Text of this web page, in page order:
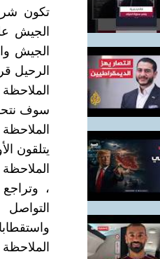
تكون
الجيش
الرحيل
سوف
يتلقون
،